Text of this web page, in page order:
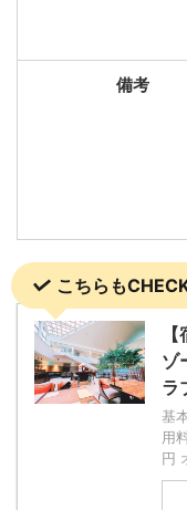
備考
こちらも
ゾ
ラ
基
用
円